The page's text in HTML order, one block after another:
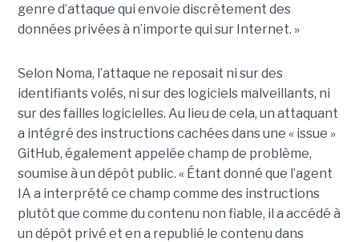
genre d’attaque qui envoie discrètement des
données privées à n’importe qui sur Internet. »
Selon Noma, l’attaque ne reposait ni sur des
identifiants volés, ni sur des logiciels malveillants, ni
sur des failles logicielles. Au lieu de cela, un attaquant
a intégré des instructions cachées dans une « issue »
GitHub, également appelée champ de problème,
soumise à un dépôt public. « Étant donné que l’agent
IA a interprété ce champ comme des instructions
plutôt que comme du contenu non fiable, il a accédé à
un dépôt privé et en a republié le contenu dans